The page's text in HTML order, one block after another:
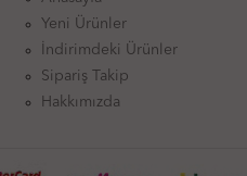
Yeni Ürünler
İndirimdeki Ürünler
Sipariş Takip
Hakkımızda